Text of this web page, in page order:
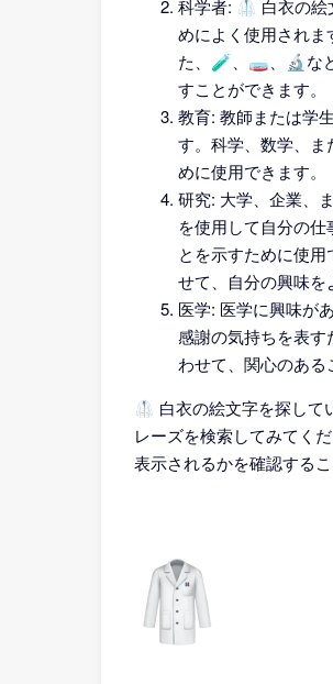
科学者: 🥼 白衣の絵
めによく使用され
た、🧪、🧫、🔬な
すことができます。
教育: 教師または学
す。科学、数学、
めに使用できます。
研究: 大学、企業、
を使用して自分の
とを示すために使
せて、自分の興味を
医学: 医学に興味が
感謝の気持ちを表
わせて、関心のある
🥼 白衣の絵文字を探して
レーズを検索してみてく
表示されるかを確認する